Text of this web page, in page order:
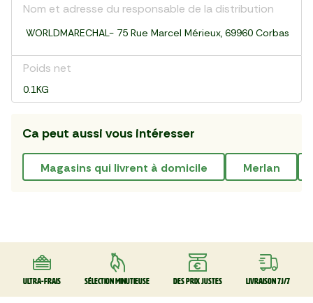
Nom et adresse du responsable de la distribution
WORLDMARECHAL- 75 Rue Marcel Mérieux, 69960 Corbas
Poids net
0.1KG
Ca peut aussi vous intéresser
magasins qui livrent à domicile merlan
Ultra-frais Sélection minutieuse Des prix justes Livraison 7J/7